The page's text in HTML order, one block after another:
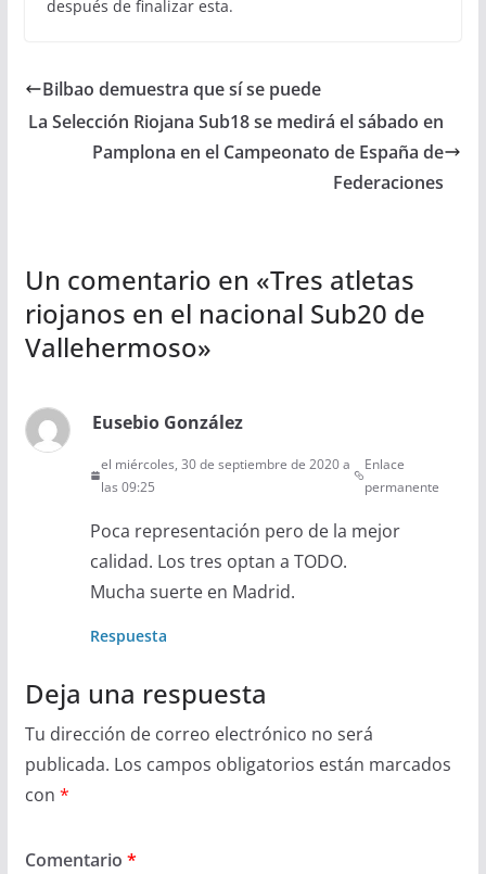
después de finalizar esta.
Bilbao demuestra que sí se puede
La Selección Riojana Sub18 se medirá el sábado en
Pamplona en el Campeonato de España de
Federaciones
Un comentario en «Tres atletas
riojanos en el nacional Sub20 de
Vallehermoso»
Eusebio González
el miércoles, 30 de septiembre de 2020 a
las 09:25
Enlace
permanente
Poca representación pero de la mejor
calidad. Los tres optan a TODO.
Mucha suerte en Madrid.
Respuesta
Deja una respuesta
Tu dirección de correo electrónico no será
publicada. Los campos obligatorios están marcados
con *
Comentario *